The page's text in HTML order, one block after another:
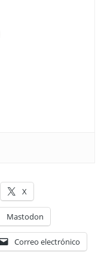
X
Mastodon
Correo electrónico